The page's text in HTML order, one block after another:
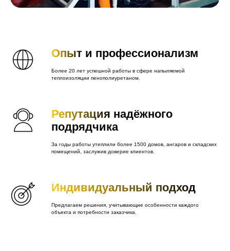
Опыт и профессионализм
Более 20 лет успешной работы в сфере напыляемой
теплоизоляции пенополиуретаном.
Репутация надёжного
подрядчика
За годы работы утеплили более 1500 домов, ангаров и складских
помещений, заслужив доверие клиентов.
Индивидуальный подход
Предлагаем решения, учитывающие особенности каждого
объекта и потребности заказчика.